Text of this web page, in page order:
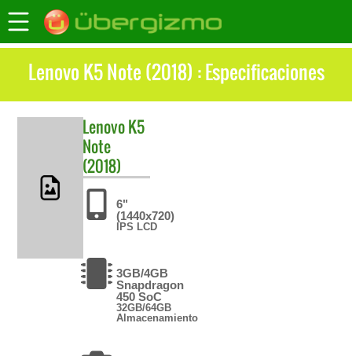
Lenovo K5 Note (2018) : Especificaciones
LenovoK5
Note
(2018)
6"
(1440x720)
IPS LCD
3GB/4GB
Snapdragon
450 SoC
32GB/64GB
Almacenamiento